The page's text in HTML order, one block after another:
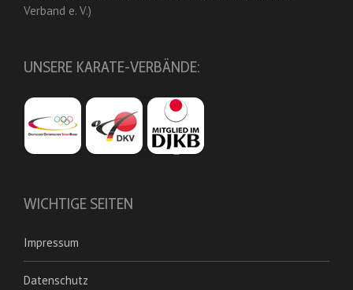
Verband e. V.)
UNSERE KARATE-VERBÄNDE:
WICHTIGE SEITEN
Impressum
Datenschutz